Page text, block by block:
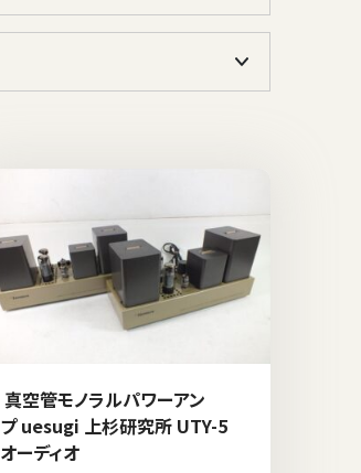
真空管モノラルパワーアン
プ uesugi 上杉研究所 UTY-5
オーディオ